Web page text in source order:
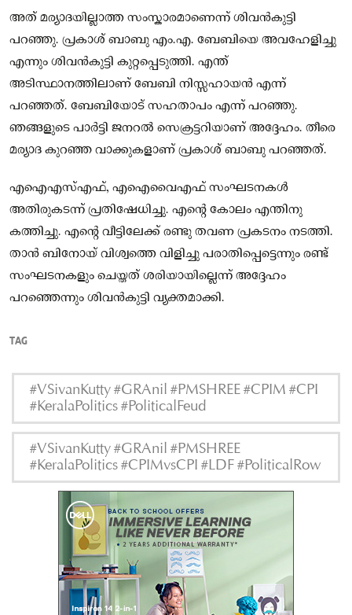
അത് മര്യാദയില്ലാത്ത സംസ്കാരമാണെന്ന് ശിവൻകുട്ടി
പറഞ്ഞു. പ്രകാശ് ബാബു എം.എ. ബേബിയെ അവഹേളിച്ചു
എന്നും ശിവൻകുട്ടി കുറ്റപ്പെടുത്തി. എന്ത്
അടിസ്ഥാനത്തിലാണ് ബേബി നിസ്സഹായൻ എന്ന്
പറഞ്ഞത്. ബേബിയോട് സഹതാപം എന്ന് പറഞ്ഞു.
ഞങ്ങളുടെ പാർട്ടി ജനറൽ സെക്രട്ടറിയാണ് അദ്ദേഹം. തീരെ
മര്യാദ കുറഞ്ഞ വാക്കുകളാണ് പ്രകാശ് ബാബു പറഞ്ഞത്.
എഐഎസ്എഫ്, എഐവൈഎഫ് സംഘടനകൾ
അതിരുകടന്ന് പ്രതിഷേധിച്ചു. എന്റെ കോലം എന്തിനു
കത്തിച്ചു. എന്റെ വീട്ടിലേക്ക് രണ്ടു തവണ പ്രകടനം നടത്തി.
താൻ ബിനോയ് വിശ്വത്തെ വിളിച്ചു പരാതിപ്പെട്ടെന്നും രണ്ട്
സംഘടനകളും ചെയ്തത് ശരിയായില്ലെന്ന് അദ്ദേഹം
പറഞ്ഞെന്നും ശിവൻകുട്ടി വ്യക്തമാക്കി.
TAG
#VSivanKutty #GRAnil #PMSHREE #CPIM #CPI
#KeralaPolitics #PoliticalFeud
#VSivanKutty #GRAnil #PMSHREE
#KeralaPolitics #CPIMvsCPI #LDF #PoliticalRow